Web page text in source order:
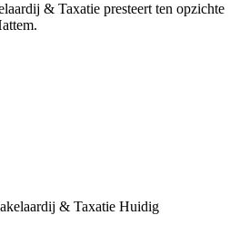
& Taxatie presteert ten opzichte
& Taxatie Huidig